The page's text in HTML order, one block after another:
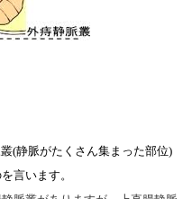
(静脈がたくさん集まった部位)
言います。